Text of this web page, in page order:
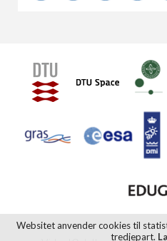
Websitet anvender cookies til
tredjepart.